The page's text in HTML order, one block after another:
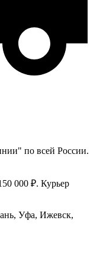
по всей России.
000 ₽. Курьер
Уфа, Ижевск,